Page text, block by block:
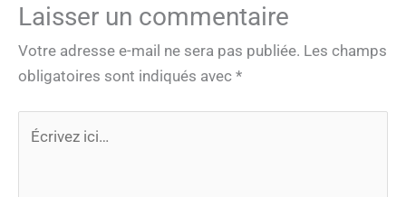
Laisser un commentaire
Votre adresse e-mail ne sera pas publiée. Les champs
obligatoires sont indiqués avec *